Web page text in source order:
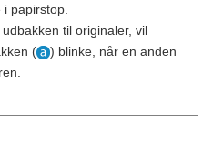
papirstop.
til originaler, vil
(
) blinke, når en anden